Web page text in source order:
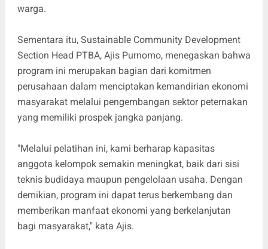
warga.
Sementara itu, Sustainable Community Development
Section Head PTBA, Ajis Purnomo, menegaskan bahwa
program ini merupakan bagian dari komitmen
perusahaan dalam menciptakan kemandirian ekonomi
masyarakat melalui pengembangan sektor peternakan
yang memiliki prospek jangka panjang.
"Melalui pelatihan ini, kami berharap kapasitas
anggota kelompok semakin meningkat, baik dari sisi
teknis budidaya maupun pengelolaan usaha. Dengan
demikian, program ini dapat terus berkembang dan
memberikan manfaat ekonomi yang berkelanjutan
bagi masyarakat," kata Ajis.